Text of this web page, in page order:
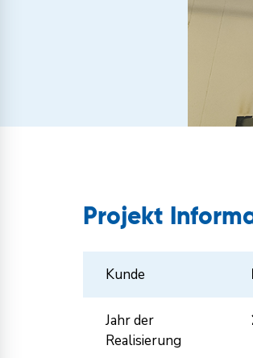
Projekt
Kunde
Jahr der
Realisierung